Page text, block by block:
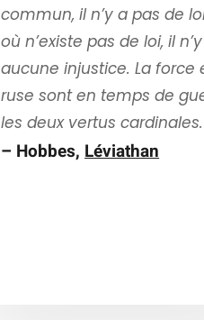
commun, il n’y a pas de
où n’existe pas de loi, il
aucune injustice. La force
ruse sont en temps de
les deux vertus cardinales.
– Hobbes,Léviathan